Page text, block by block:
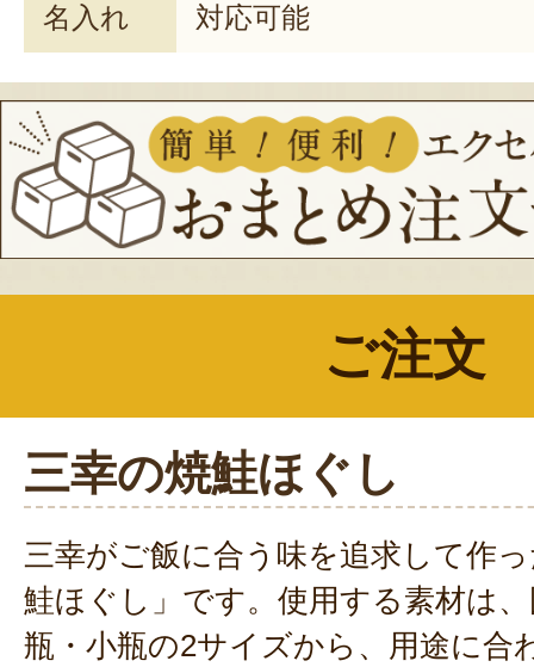
名入れ 対応可能
ご注文
三幸の焼鮭ほぐし
三幸がご飯に合う味を追求して作
鮭ほぐし」です。使用する素材は
瓶・小瓶の2サイズから、用途に合